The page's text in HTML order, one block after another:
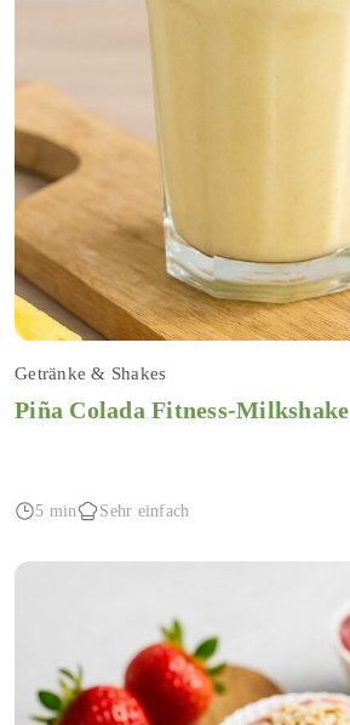
Getränke & Shakes
Piña Colada Fitness-Milkshake
5 min Sehr einfach